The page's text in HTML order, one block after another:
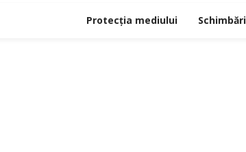
Protecția mediului